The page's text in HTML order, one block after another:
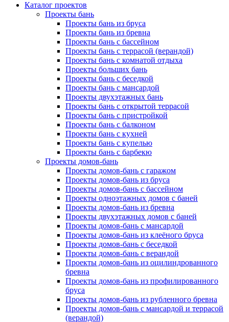
Каталог проектов
Проекты бань
Проекты бань из бруса
Проекты бань из бревна
Проекты бань с бассейном
Проекты бань с террасой (верандой)
Проекты бань с комнатой отдыха
Проекты больших бань
Проекты бань с беседкой
Проекты бань с мансардой
Проекты двухэтажных бань
Проекты бань с открытой террасой
Проекты бань с пристройкой
Проекты бань с балконом
Проекты бань с кухней
Проекты бань с купелью
Проекты бань с барбекю
Проекты домов-бань
Проекты домов-бань с гаражом
Проекты домов-бань из бруса
Проекты домов-бань с бассейном
Проекты одноэтажных домов с баней
Проекты домов-бань из бревна
Проекты двухэтажных домов с баней
Проекты домов-бань с мансардой
Проекты домов-бань из клеёного бруса
Проекты домов-бань с беседкой
Проекты домов-бань с верандой
Проекты домов-бань из оцилиндрованного
бревна
Проекты домов-бань из профилированного
бруса
Проекты домов-бань из рубленного бревна
Проекты домов-бань с мансардой и террасой
(верандой)